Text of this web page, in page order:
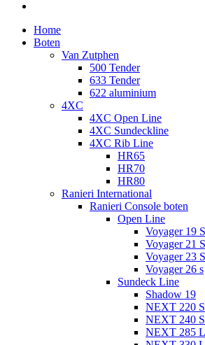
Home
Boten
Van Zutphen
500 Tender
633 Tender
622 aluminium
4XC
4XC Open Line
4XC Sundeckline
4XC Rib Line
HR65
HR70
HR80
Ranieri International
Ranieri Console boten
Open Line
Voyager 19 S
Voyager 21 S
Voyager 23 S
Voyager 26 s
Sundeck Line
Shadow 19
NEXT 220
NEXT 240
NEXT 285